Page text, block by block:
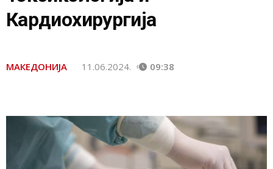
Кардиохирургија
МАКЕДОНИЈА 11.06.2024. 09:38